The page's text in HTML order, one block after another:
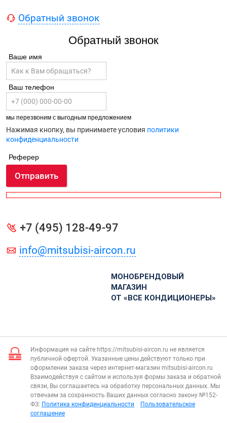
Обратный звонок
Обратный звонок
Ваше имя
Ваш телефон
мы перезвоним с выгодным предложением
Нажимая кнопку, вы принимаете условия политики
конфиденциальности
Реферер
Отправить
+7 (495) 128-49-97
info@mitsubisi-aircon.ru
МОНОБРЕНДОВЫЙ
МАГАЗИН
ОТ «ВСЕ КОНДИЦИОНЕРЫ»
Информация на сайте https://mitsubisi-aircon.ru не является
публичной офертой. Указанные цены действуют только при
оформлении заказа через интернет-магазин mitsubisi-aircon.ru
Взаимодействуя с сайтом и используя формы заказа и обратной
связи, Вы соглашаетесь на обработку персональных данных. Мы
отвечаем за сохранность Ваших данных согласно закону №152-
ФЗ: Политика конфиденциальности
Пользовательское
соглашение